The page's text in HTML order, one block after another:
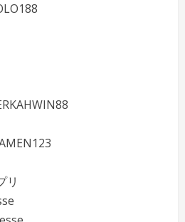
リ